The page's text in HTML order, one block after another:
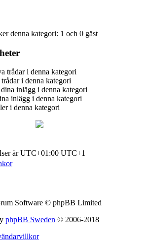
denna kategori: 1 och 0 gäst
trådar i denna kategori
trådar i denna kategori
inlägg i denna kategori
inlägg i denna kategori
i denna kategori
är UTC+01:00 UTC+1
Software © phpBB Limited
phpBB Sweden © 2006-2018